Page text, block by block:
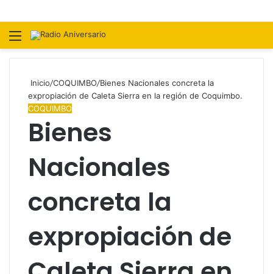
Menú
Inicio/COQUIMBO/Bienes Nacionales concreta la
expropiación de Caleta Sierra en la región de Coquimbo.
COQUIMBO
Bienes
Nacionales
concreta la
expropiación de